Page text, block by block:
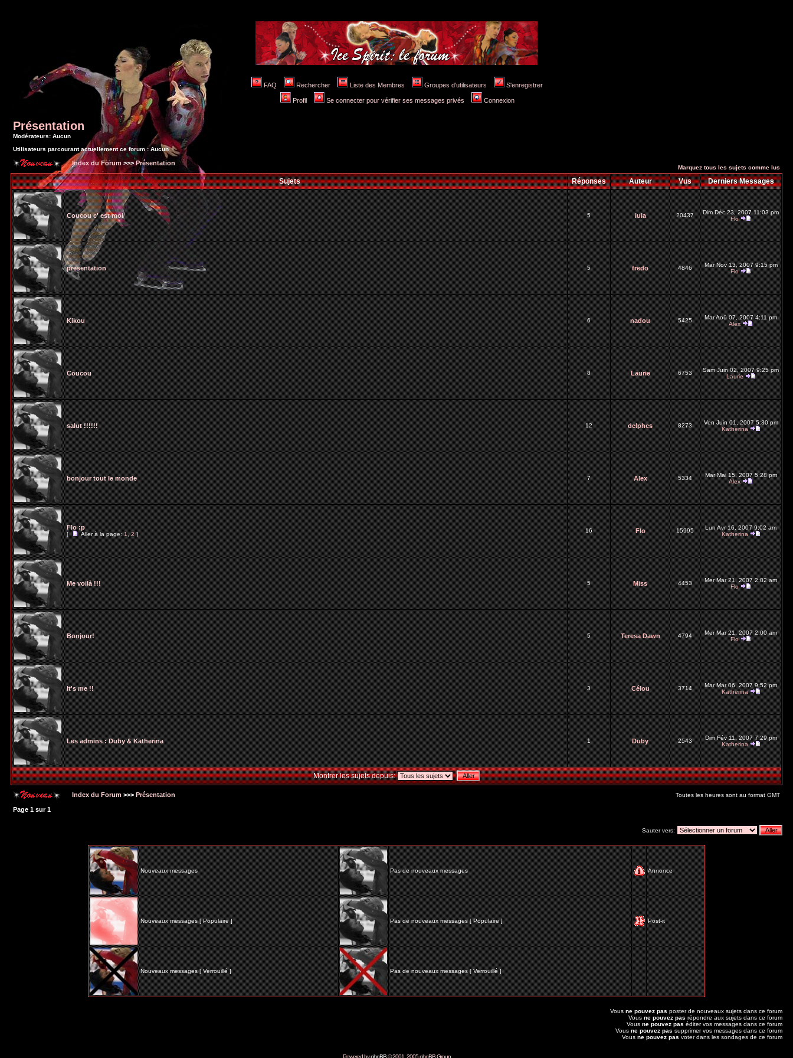
FAQ Rechercher Liste des Membres Groupes d'utilisateurs S'enregistrer
Profil Se connecter pour vérifier ses messages privés Connexion
Présentation
Modérateurs: Aucun
Utilisateurs parcourant actuellement ce forum : Aucun
Index du Forum >>>Présentation
Marquez tous les sujets comme lus
Sujets Réponses Auteur Vus Derniers Messages
Coucou c' est moi 5 lula 20437
Dim Déc 23, 2007 11:03 pm
Flo
presentation 5 fredo 4846
Mar Nov 13, 2007 9:15 pm
Flo
Kikou 6 nadou 5425
Mar Aoû 07, 2007 4:11 pm
Alex
Coucou 8 Laurie 6753
Sam Juin 02, 2007 9:25 pm
Laurie
salut !!!!!! 12 delphes 8273
Ven Juin 01, 2007 5:30 pm
Katherina
bonjour tout le monde 7 Alex 5334
Mar Mai 15, 2007 5:28 pm
Alex
Flo :p
[ Aller à la page:1,2]
16 Flo 15995
Lun Avr 16, 2007 9:02 am
Katherina
Me voilà !!! 5 Miss 4453
Mer Mar 21, 2007 2:02 am
Flo
Bonjour! 5 Teresa Dawn 4794
Mer Mar 21, 2007 2:00 am
Flo
It's me !! 3 Célou 3714
Mar Mar 06, 2007 9:52 pm
Katherina
Les admins : Duby & Katherina 1 Duby 2543
Dim Fév 11, 2007 7:29 pm
Katherina
Montrer les sujets depuis:
Index du Forum >>> Présentation Toutes les heures sont au format GMT
Page 1 sur1
Sauter vers:
Nouveaux messages Pas de nouveaux messages Annonce
Nouveaux messages [ Populaire ] Pas de nouveaux messages [ Populaire ] Post-it
Nouveaux messages [ Verrouillé ] Pas de nouveaux messages [ Verrouillé ]
Vous ne pouvez pas poster de nouveaux sujets dans ce forum
Vous ne pouvez pas répondre aux sujets dans ce forum
Vous ne pouvez pas éditer vos messages dans ce forum
Vous ne pouvez pas supprimer vos messages dans ce forum
Vous ne pouvez pas voter dans les sondages de ce forum
Powered byphpBB© 2001, 2005 phpBB Group